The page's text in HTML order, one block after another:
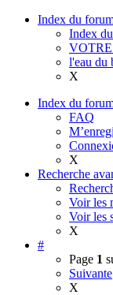
Index du
Index
l'eau du
X
Index du
FAQ
X
Recherche
Voir les
Voir les
X
#
Page 1
Suivante
X